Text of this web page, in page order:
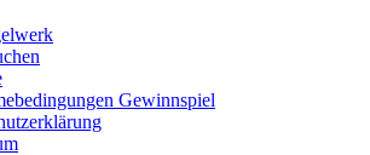
Gewinnspiel